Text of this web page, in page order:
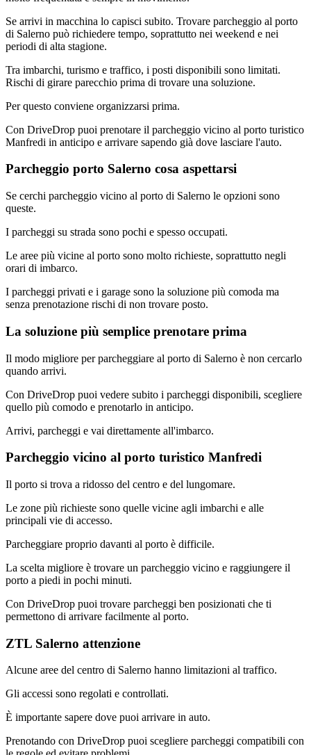
Se arrivi in macchina lo capisci subito. Trovare parcheggio al porto
di Salerno può richiedere tempo, soprattutto nei weekend e nei
periodi di alta stagione.
Tra imbarchi, turismo e traffico, i posti disponibili sono limitati.
Rischi di girare parecchio prima di trovare una soluzione.
Per questo conviene organizzarsi prima.
Con DriveDrop puoi prenotare il parcheggio vicino al porto turistico
Manfredi in anticipo e arrivare sapendo già dove lasciare l'auto.
Parcheggio porto Salerno cosa aspettarsi
Se cerchi parcheggio vicino al porto di Salerno le opzioni sono
queste.
I parcheggi su strada sono pochi e spesso occupati.
Le aree più vicine al porto sono molto richieste, soprattutto negli
orari di imbarco.
I parcheggi privati e i garage sono la soluzione più comoda ma
senza prenotazione rischi di non trovare posto.
La soluzione più semplice prenotare prima
Il modo migliore per parcheggiare al porto di Salerno è non cercarlo
quando arrivi.
Con DriveDrop puoi vedere subito i parcheggi disponibili, scegliere
quello più comodo e prenotarlo in anticipo.
Arrivi, parcheggi e vai direttamente all'imbarco.
Parcheggio vicino al porto turistico Manfredi
Il porto si trova a ridosso del centro e del lungomare.
Le zone più richieste sono quelle vicine agli imbarchi e alle
principali vie di accesso.
Parcheggiare proprio davanti al porto è difficile.
La scelta migliore è trovare un parcheggio vicino e raggiungere il
porto a piedi in pochi minuti.
Con DriveDrop puoi trovare parcheggi ben posizionati che ti
permettono di arrivare facilmente al porto.
ZTL Salerno attenzione
Alcune aree del centro di Salerno hanno limitazioni al traffico.
Gli accessi sono regolati e controllati.
È importante sapere dove puoi arrivare in auto.
Prenotando con DriveDrop puoi scegliere parcheggi compatibili con